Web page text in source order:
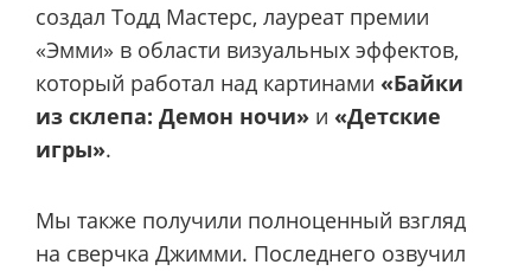
создал Тодд Мастерс, лауреат премии
«Эмми» в области визуальных эффектов,
который работал над картинами «Байки
из склепа: Демон ночи» и «Детские
игры».
Мы также получили полноценный взгляд
на сверчка Джимми. Последнего озвучил